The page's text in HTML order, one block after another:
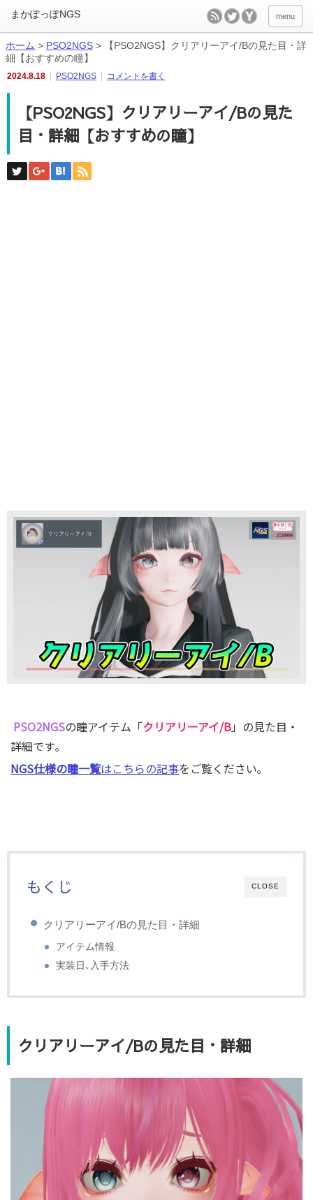
menu
ホーム > PSO2NGS >
【PSO2NGS】クリアリーアイ/Bの見た目・詳
細【おすすめの瞳】
2024.8.18 PSO2NGS コメントを書く
【PSO2NGS】クリアリーアイ/Bの見た
目・詳細【おすすめの瞳】
PSO2NGSの瞳アイテム「クリアリーアイ/B」の見た目・
詳細です｡
NGS仕様の瞳一覧はこちらの記事をご覧ください｡
CLOSE
もくじ
クリアリーアイ/Bの見た目・詳細
アイテム情報
実装日､入手方法
クリアリーアイ/Bの見た目・詳細